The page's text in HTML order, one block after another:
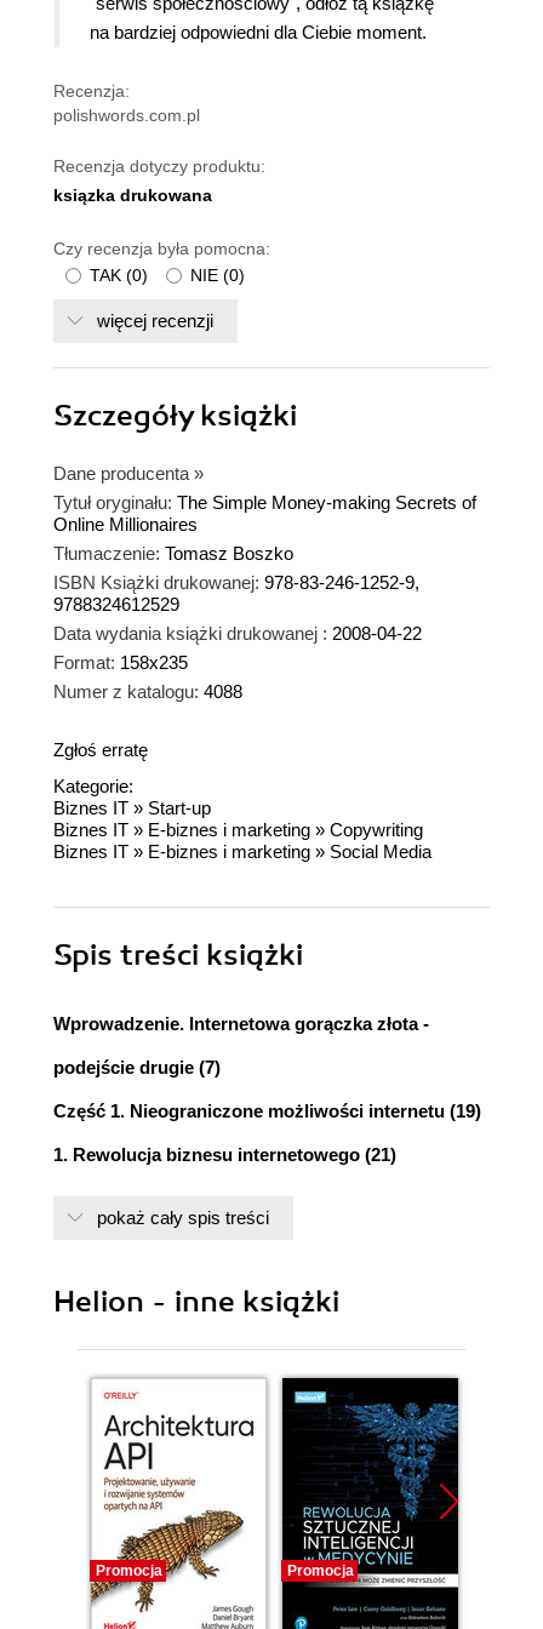
na bardziej odpowiedni dla Ciebie moment.
Recenzja:
polishwords.com.pl
Recenzja dotyczy produktu:
ksiązka drukowana
Czy recenzja była pomocna:
TAK (0) NIE (0)
więcej recenzji
Szczegółyksiążki
Dane producenta »
Tytuł oryginału: The Simple Money-making Secrets of
Online Millionaires
Tłumaczenie: Tomasz Boszko
ISBN Książki drukowanej: 978-83-246-1252-9,
9788324612529
Data wydania książki drukowanej : 2008-04-22
Format: 158x235
Numer z katalogu: 4088
Zgłoś erratę
Kategorie:
Biznes IT » Start-up
Biznes IT » E-biznes i marketing » Copywriting
Biznes IT » E-biznes i marketing » Social Media
Spis treści książki
Wprowadzenie. Internetowa gorączka złota -
podejście drugie (7)
Część 1. Nieograniczone możliwości internetu (19)
1. Rewolucja biznesu internetowego (21)
3. Pierwsza kategoria internetowych milionerów.
4. Druga kategoria internetowych milionerów.
Milionerzy produktowi (55)
5. Trzecia kategoria internetowych milionerów.
Milionerzy niszowi (85)
Część 2. Tworzenie własnego modelu e-biznesu
(117)
pokaż cały spis treści
Helion - inne książki
Promocja Promocja